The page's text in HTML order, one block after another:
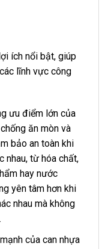
ích nổi bật, giúp
lĩnh vực công
ưu điểm lớn của
ăn mòn và
bảo an toàn khi
nhau, từ hóa chất,
hay nước
yên tâm hơn khi
nhau mà không
của can nhựa